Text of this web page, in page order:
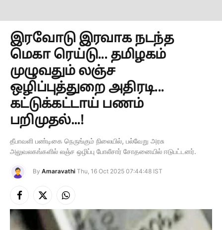
இரவோடு இரவாக நடந்த
மெகா ரெய்டு... தமிழகம்
முழுவதும் லஞ்ச
ஒழிப்புத்துறை அதிரடி...
கட்டுக்கட்டாய் பணம்
பறிமுதல்...!
தீபாவளி பண்டிகை நெருங்கும் நிலையில், பல்வேறு அரசு
அலுவலகங்களில் லஞ்ச ஒழிப்பு போலீசார் சோதனையில் ஈடுபட்டனர்.
By Amaravathi Thu, 16 Oct 2025 07:44:48 IST
Facebook
X
(Twitter)
Instagram